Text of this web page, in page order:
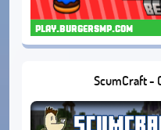
play.burgersmp.com
ScumCraft -